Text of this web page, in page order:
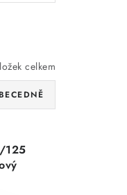
celkem
125